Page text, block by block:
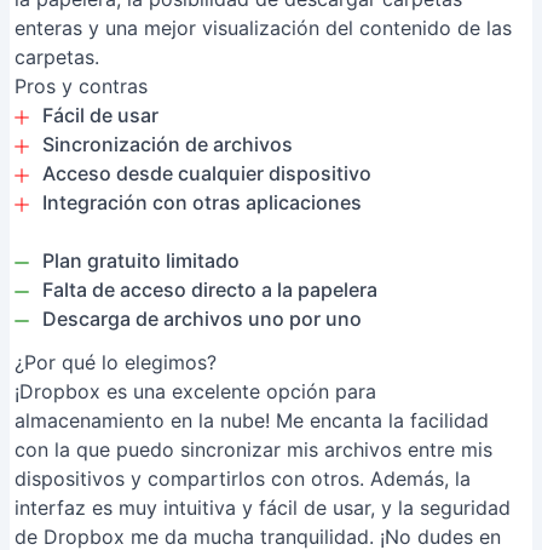
enteras y una mejor visualización del contenido de las
carpetas.
Pros y contras
Fácil de usar
Sincronización de archivos
Acceso desde cualquier dispositivo
Integración con otras aplicaciones
Plan gratuito limitado
Falta de acceso directo a la papelera
Descarga de archivos uno por uno
¿Por qué lo elegimos?
¡Dropbox es una excelente opción para
almacenamiento en la nube! Me encanta la facilidad
con la que puedo sincronizar mis archivos entre mis
dispositivos y compartirlos con otros. Además, la
interfaz es muy intuitiva y fácil de usar, y la seguridad
de Dropbox me da mucha tranquilidad. ¡No dudes en